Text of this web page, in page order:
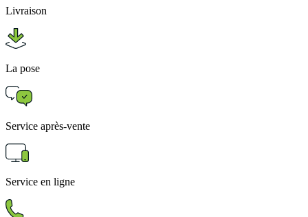
Livraison
La pose
Service après-vente
Service en ligne